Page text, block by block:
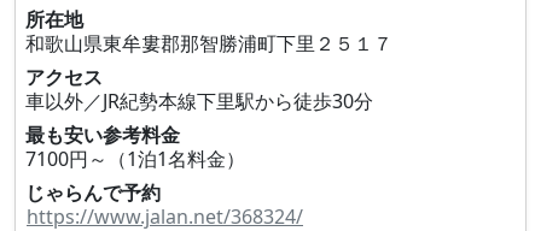
所在地
和歌山県東牟婁郡那智勝浦町下里２５１７
アクセス
車以外／JR紀勢本線下里駅から徒歩30分
最も安い参考料金
7100円～（1泊1名料金）
じゃらんで予約
https://www.jalan.net/368324/